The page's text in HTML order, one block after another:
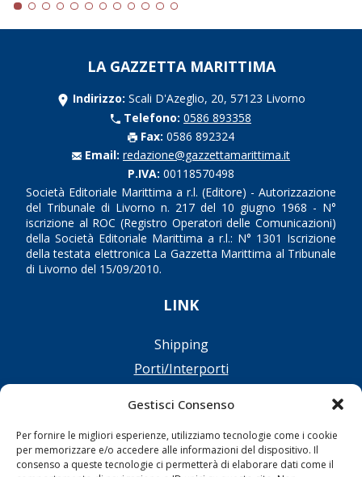
Gestisci Consenso
Per fornire le migliori esperienze, utilizziamo tecnologie come i cookie
per memorizzare e/o accedere alle informazioni del dispositivo. Il
consenso a queste tecnologie ci permetterà di elaborare dati come il
LA GAZZETTA MARITTIMA
Indirizzo: Scali D'Azeglio, 20, 57123 Livorno
Telefono: 0586 893358
Fax: 0586 892324
Email: redazione@gazzettamarittima.it
P.IVA: 00118570498
Società Editoriale Marittima a r.l. (Editore) - Autorizzazione
del Tribunale di Livorno n. 217 del 10 giugno 1968 - N°
iscrizione al ROC (Registro Operatori delle Comunicazioni)
della Società Editoriale Marittima a r.l.: N° 1301 Iscrizione
della testata elettronica La Gazzetta Marittima al Tribunale
di Livorno del 15/09/2010.
LINK
Shipping
Porti/Interporti
Sostenibilità
Compagnie di Navigazione